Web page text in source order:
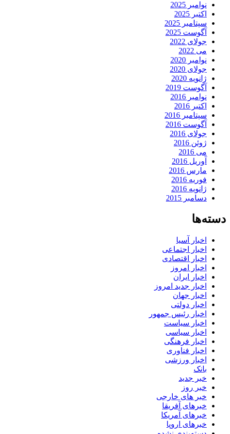
نوامبر 2025
اکتبر 2025
سپتامبر 2025
آگوست 2025
جولای 2022
می 2022
نوامبر 2020
جولای 2020
ژانویه 2020
آگوست 2019
نوامبر 2016
اکتبر 2016
سپتامبر 2016
آگوست 2016
جولای 2016
ژوئن 2016
می 2016
آوریل 2016
مارس 2016
فوریه 2016
ژانویه 2016
دسامبر 2015
دسته‌ها
اخبار آسیا
اخبار اجتماعی
اخبار اقتصادی
اخبار امروز
اخبار ایران
اخبار جدید امروز
اخبار جهان
اخبار دولتی
اخبار رئیس جمهور
اخبار سیاست
اخبار سیاسی
اخبار فرهنگی
اخبار فناوری
اخبار ورزشی
بانک
خبر جدید
خبر روز
خبر های خارجی
خبرهای آفریقا
خبرهای آمریکا
خبرهای اروپا